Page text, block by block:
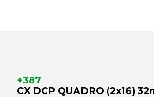
+387
CX DCP QUADRO (2x16)